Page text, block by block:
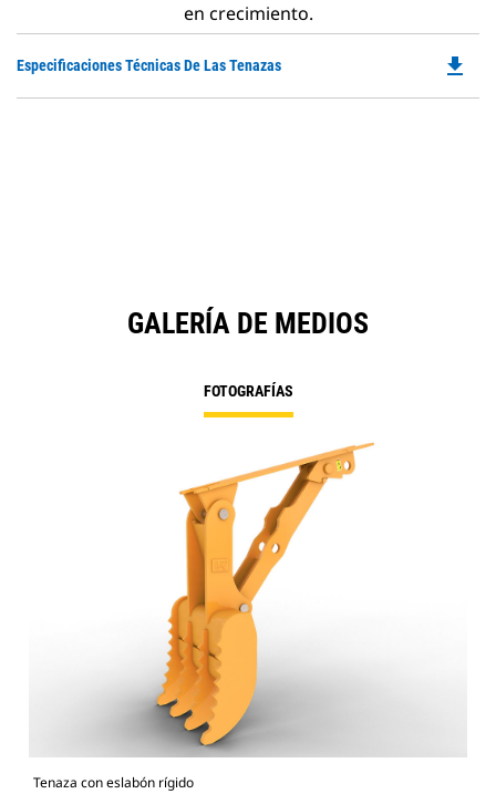
en crecimiento.
Especificaciones Técnicas De Las Tenazas file_download
GALERÍA DE MEDIOS
FOTOGRAFÍAS
Tenaza con eslabón rígido